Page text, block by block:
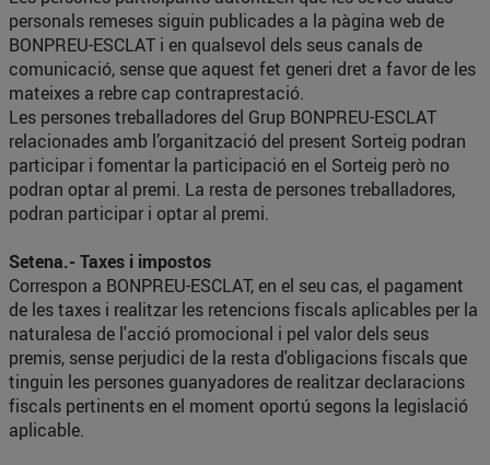
personals remeses siguin publicades a la pàgina web de
BONPREU-ESCLAT i en qualsevol dels seus canals de
comunicació, sense que aquest fet generi dret a favor de les
mateixes a rebre cap contraprestació.
Les persones treballadores del Grup BONPREU-ESCLAT
relacionades amb l’organització del present Sorteig podran
participar i fomentar la participació en el Sorteig però no
podran optar al premi. La resta de persones treballadores,
podran participar i optar al premi.
Setena.- Taxes i impostos
Correspon a BONPREU-ESCLAT, en el seu cas, el pagament
de les taxes i realitzar les retencions fiscals aplicables per la
naturalesa de l'acció promocional i pel valor dels seus
premis, sense perjudici de la resta d'obligacions fiscals que
tinguin les persones guanyadores de realitzar declaracions
fiscals pertinents en el moment oportú segons la legislació
aplicable.